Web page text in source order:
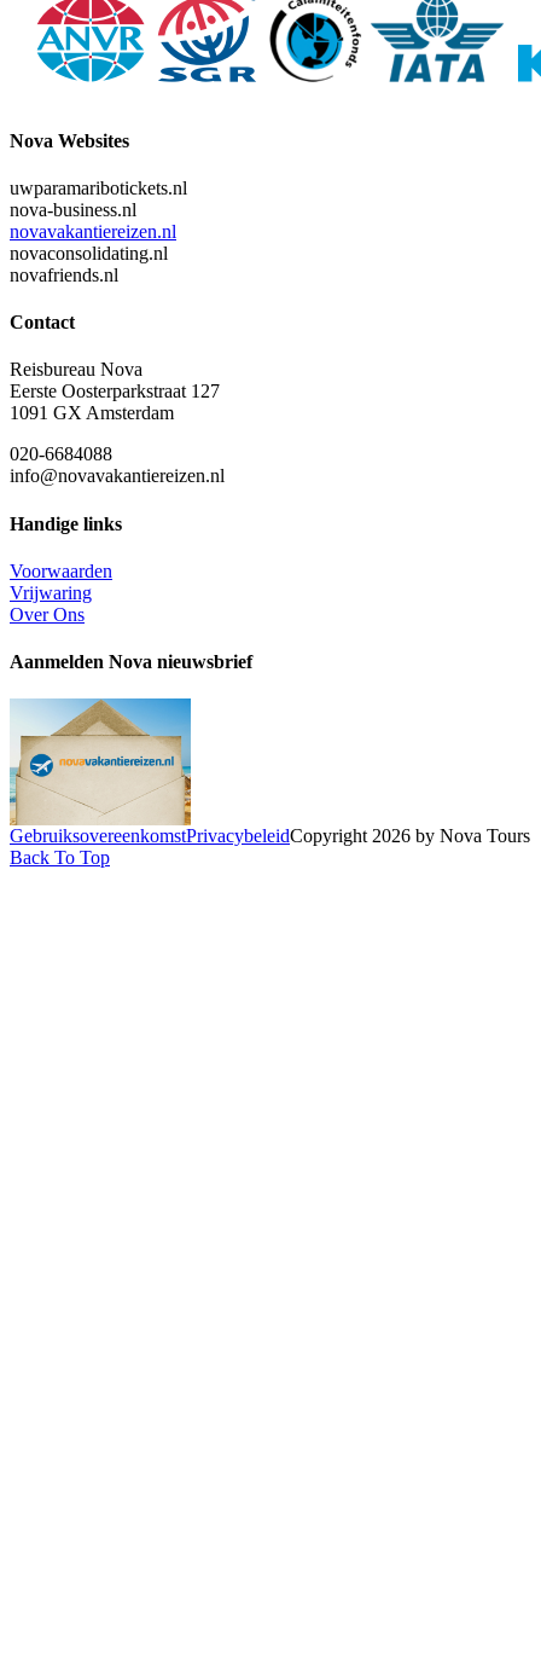
Nova Websites
uwparamaribotickets.nl
nova-business.nl
novavakantiereizen.nl
novaconsolidating.nl
novafriends.nl
Contact
Reisbureau Nova
Eerste Oosterparkstraat 127
1091 GX Amsterdam
020-6684088
info@novavakantiereizen.nl
Handige links
Voorwaarden
Vrijwaring
Over Ons
Aanmelden Nova nieuwsbrief
GebruiksovereenkomstPrivacybeleidCopyright 2026 by Nova Tours
Back To Top